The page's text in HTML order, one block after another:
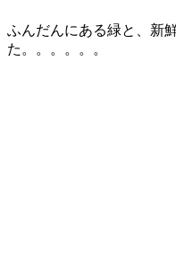
ふんだんにある緑と、新
た。。。。。。